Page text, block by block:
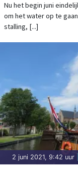
Nu het begin juni
om het water op te
stalling, [...]
2 juni 2021, 9:42 uur